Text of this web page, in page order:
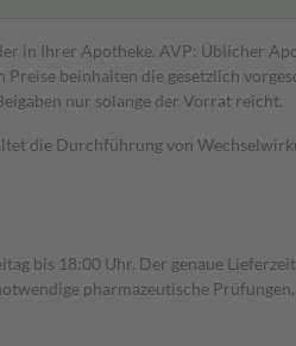
in Ihrer Apotheke. AVP: Üblicher
beinhalten die gesetzlich
nur solange der Vorrat reicht.
die Durchführung von
bis 18:00 Uhr. Der genaue
pharmazeutische